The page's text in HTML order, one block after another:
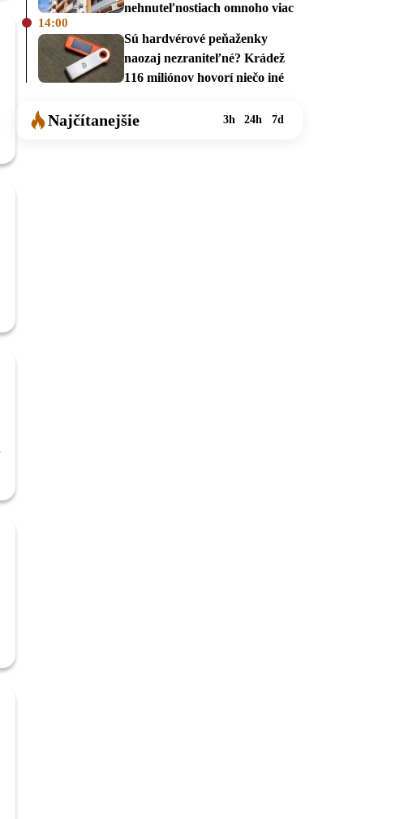
nehnuteľnostiach omnoho viac
14:00
Sú hardvérové peňaženky
naozaj nezraniteľné? Krádež
116 miliónov hovorí niečo iné
Najčítanejšie 3h 24h 7d